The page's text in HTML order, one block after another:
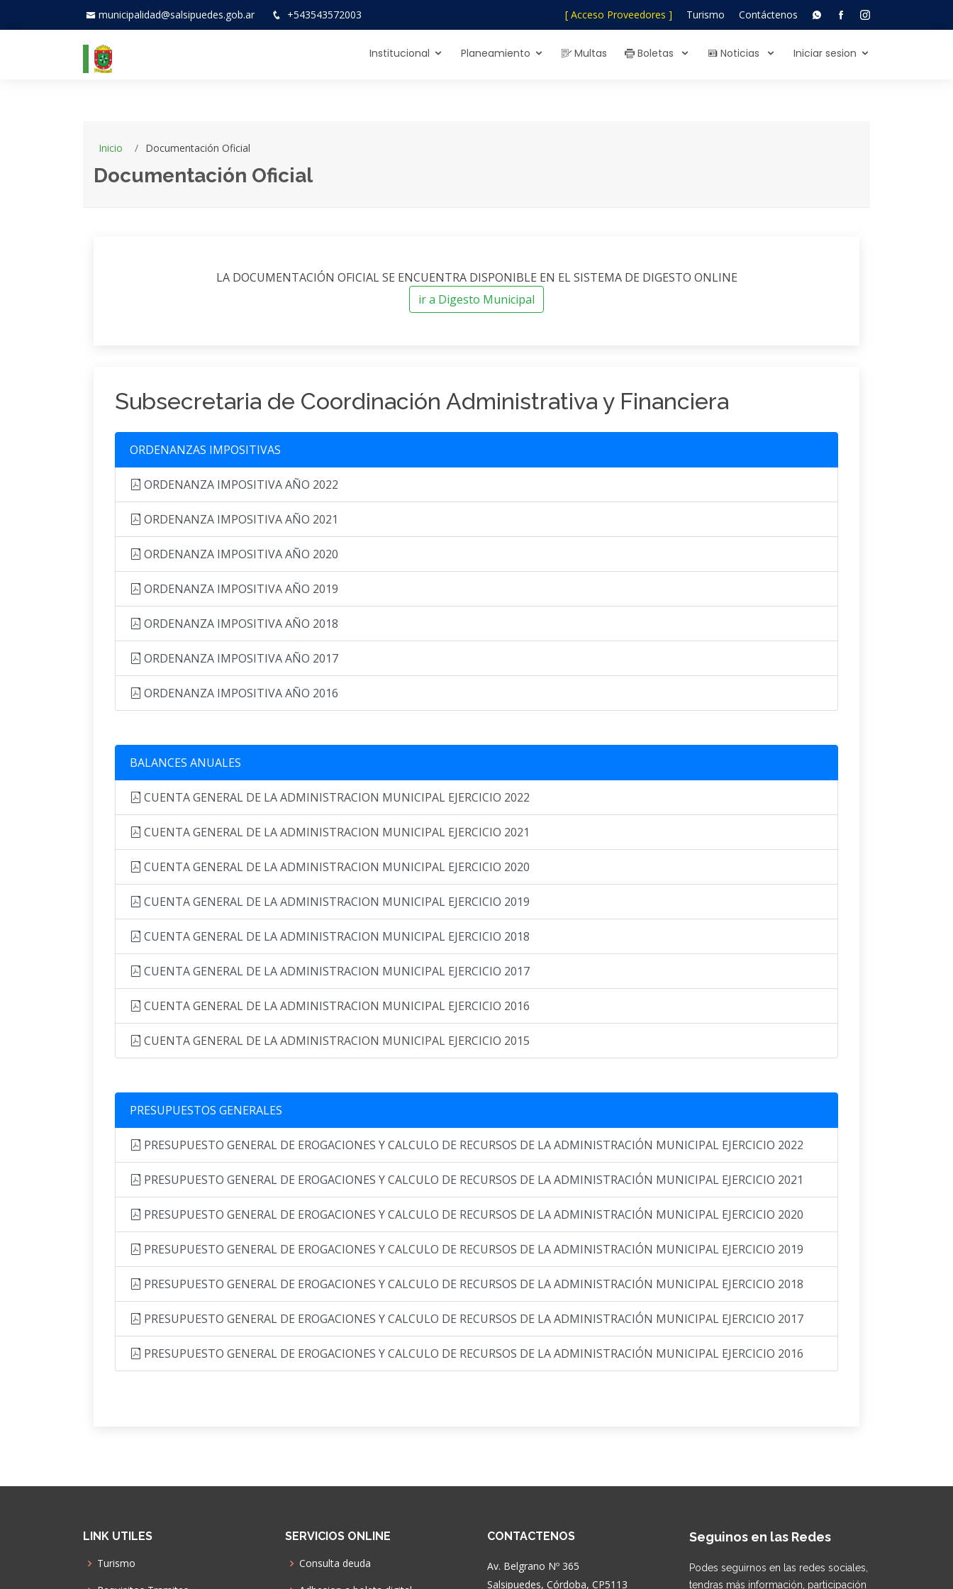
municipalidad@salsipuedes.gob.ar +543543572003 [ Acceso Proveedores ] Turismo Contáctenos
Institucional Planeamiento Multas Boletas Noticias Iniciar sesion
Inicio Documentación Oficial
Documentación Oficial
LA DOCUMENTACIÓN OFICIAL SE ENCUENTRA DISPONIBLE EN EL SISTEMA DE DIGESTO ONLINE
ir a Digesto Municipal
Subsecretaria de Coordinación Administrativa y Financiera
ORDENANZAS IMPOSITIVAS
ORDENANZA IMPOSITIVA AÑO 2022
ORDENANZA IMPOSITIVA AÑO 2021
ORDENANZA IMPOSITIVA AÑO 2020
ORDENANZA IMPOSITIVA AÑO 2019
ORDENANZA IMPOSITIVA AÑO 2018
ORDENANZA IMPOSITIVA AÑO 2017
ORDENANZA IMPOSITIVA AÑO 2016
BALANCES ANUALES
CUENTA GENERAL DE LA ADMINISTRACION MUNICIPAL EJERCICIO 2022
CUENTA GENERAL DE LA ADMINISTRACION MUNICIPAL EJERCICIO 2021
CUENTA GENERAL DE LA ADMINISTRACION MUNICIPAL EJERCICIO 2020
CUENTA GENERAL DE LA ADMINISTRACION MUNICIPAL EJERCICIO 2019
CUENTA GENERAL DE LA ADMINISTRACION MUNICIPAL EJERCICIO 2018
CUENTA GENERAL DE LA ADMINISTRACION MUNICIPAL EJERCICIO 2017
CUENTA GENERAL DE LA ADMINISTRACION MUNICIPAL EJERCICIO 2016
CUENTA GENERAL DE LA ADMINISTRACION MUNICIPAL EJERCICIO 2015
PRESUPUESTOS GENERALES
PRESUPUESTO GENERAL DE EROGACIONES Y CALCULO DE RECURSOS DE LA ADMINISTRACIÓN MUNICIPAL EJERCICIO 2022
PRESUPUESTO GENERAL DE EROGACIONES Y CALCULO DE RECURSOS DE LA ADMINISTRACIÓN MUNICIPAL EJERCICIO 2021
PRESUPUESTO GENERAL DE EROGACIONES Y CALCULO DE RECURSOS DE LA ADMINISTRACIÓN MUNICIPAL EJERCICIO 2020
PRESUPUESTO GENERAL DE EROGACIONES Y CALCULO DE RECURSOS DE LA ADMINISTRACIÓN MUNICIPAL EJERCICIO 2019
PRESUPUESTO GENERAL DE EROGACIONES Y CALCULO DE RECURSOS DE LA ADMINISTRACIÓN MUNICIPAL EJERCICIO 2018
PRESUPUESTO GENERAL DE EROGACIONES Y CALCULO DE RECURSOS DE LA ADMINISTRACIÓN MUNICIPAL EJERCICIO 2017
PRESUPUESTO GENERAL DE EROGACIONES Y CALCULO DE RECURSOS DE LA ADMINISTRACIÓN MUNICIPAL EJERCICIO 2016
LINK UTILES
Turismo
SERVICIOS ONLINE
Consulta deuda
CONTACTENOS
Av. Belgrano Nº 365
Salsipuedes, Córdoba, CP5113
Seguinos en las Redes
Podes seguirnos en las redes sociales,
tendras más información, participación